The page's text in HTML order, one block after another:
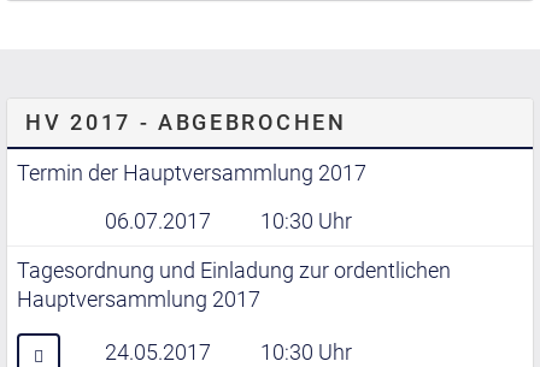
HV 2017 - ABGEBROCHEN
Termin der Hauptversammlung 2017
06.07.2017
10:30 Uhr
Tagesordnung und Einladung zur ordentlichen
Hauptversammlung 2017
24.05.2017 10:30 Uhr